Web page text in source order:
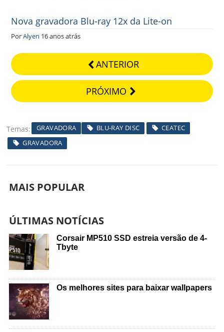
Nova gravadora Blu-ray 12x da Lite-on
PorAlyen 16 anos atrás
ANTERIOR
PRÓXIMO
Temas GRAVADORA BLU-RAY DISC
CEATEC
GRAVADORA
MAIS POPULAR
ÚLTIMAS NOTÍCIAS
Corsair MP510 SSD estreia versão de 4-
Tbyte
Os melhores sites para baixar wallpapers